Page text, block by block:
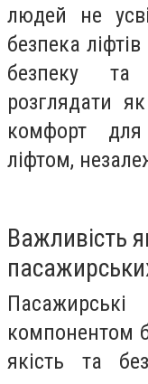
людей не
безпека
безпеку
розглядати
комфорт для
ліфтом,
Важливість
компонентом
якість та